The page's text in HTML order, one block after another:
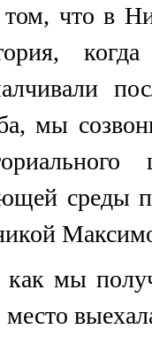
что в
мы
среды
как мы